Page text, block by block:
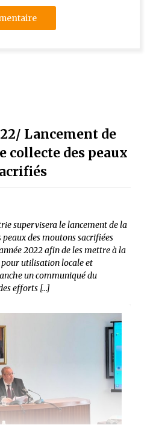
Lancement de
collecte des peaux
supervisera le lancement de la
des moutons sacrifiées
2022 afin de les mettre à la
utilisation locale et
un communiqué du
efforts […]